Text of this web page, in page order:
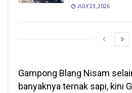
JULY 23, 2026
Gampong Blang Nisam
banyaknya ternak sapi, kini